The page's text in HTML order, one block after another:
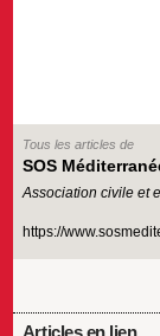
Tous les articles de
SOS
Association civile et
https://